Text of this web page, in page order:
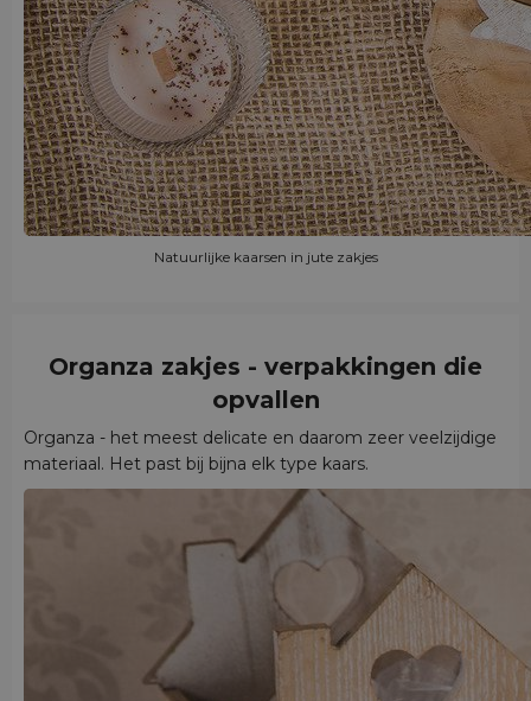
Natuurlijke kaarsen in jute zakjes
Organza zakjes - verpakkingen die
opvallen
Organza - het meest delicate en daarom zeer veelzijdige
materiaal. Het past bij bijna elk type kaars.